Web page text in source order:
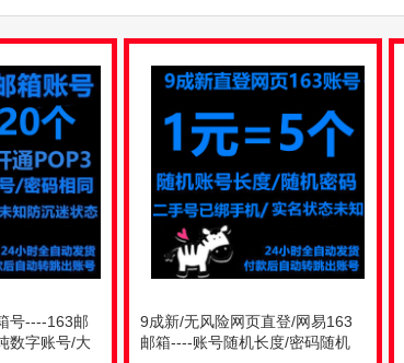
号----163邮
数字账号/大
9成新/无风险网页直登/网易163
邮箱----账号随机长度/密码随机